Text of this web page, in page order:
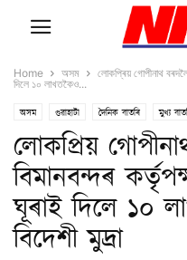
Home অসম
লোকপ্ৰিয় গোপীনাথ
দিলে ১০ লাখতকৈও...
অসম গুৱাহাটী দৈনিক বাতৰি মুখ্য
লোকপ্ৰিয়
বিমানবন্দৰ
ঘূৰাই দিলে ১০
বিদেশী মুদ্ৰা